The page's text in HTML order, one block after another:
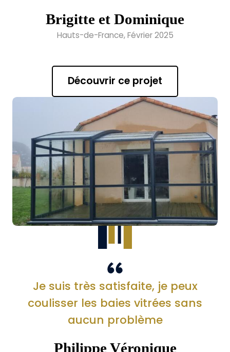
Brigitte et Dominique
Hauts-de-France, Février 2025
Découvrir ce projet
Je suis très satisfaite, je peux
coulisser les baies vitrées sans
aucun problème
Philippe Véronique